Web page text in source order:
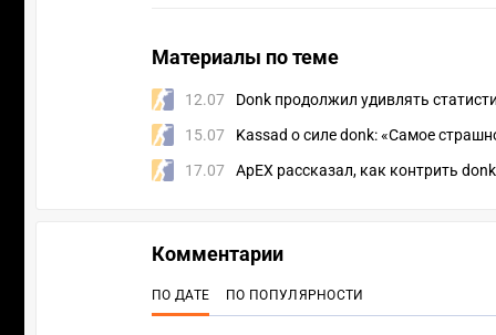
Материалы по теме
12.07
Donk продолжил удивлять
15.07
Kassad о силе donk: «Самое
17.07
ApEX рассказал, как контрить donk
Комментарии
ПО ДАТЕ ПО ПОПУЛЯРНОСТИ